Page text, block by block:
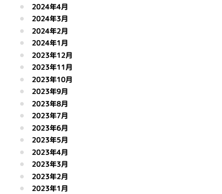
2024年4月
2024年3月
2024年2月
2024年1月
2023年12月
2023年11月
2023年10月
2023年9月
2023年8月
2023年7月
2023年6月
2023年5月
2023年4月
2023年3月
2023年2月
2023年1月